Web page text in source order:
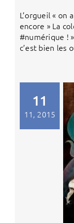
L’orgueil « on
encore » La
#numérique !
c’est bien les
11
11, 2015